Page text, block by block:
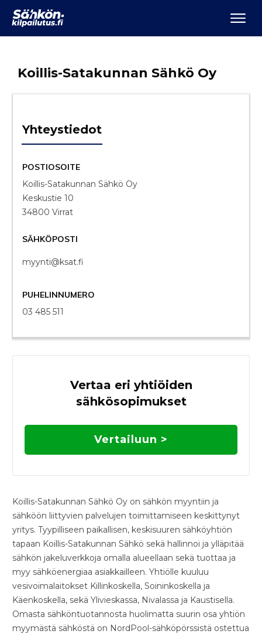
Koillis-Satakunnan Sähkö Oy
Yhteystiedot
POSTIOSOITE
Koillis-Satakunnan Sähkö Oy
Keskustie 10
34800 Virrat
SÄHKÖPOSTI
myynti@ksat.fi
PUHELINNUMERO
03 485 511
Vertaa eri yhtiöiden
sähkösopimukset
Vertailuun >
Koillis-Satakunnan Sähkö Oy on sähkön myyntiin ja
sähköön liittyvien palvelujen toimittamiseen keskittynyt
yritys. Tyypilliseen paikallisen, keskisuuren sähköyhtiön
tapaan Koillis-Satakunnan Sähkö sekä hallinnoi ja ylläpitää
sähkön jakeluverkkoja omalla alueellaan sekä tuottaa ja
myy sähköenergiaa asiakkailleen. Yhtiölle kuuluu
vesivoimalaitokset Killinkoskella, Soininkoskella ja
Käenkoskella, sekä Ylivieskassa, Nivalassa ja Kaustisella.
Omasta sähköntuotannosta huolimatta suurin osa yhtiön
myymästä sähköstä on NordPool-sähköpörssistä ostettua